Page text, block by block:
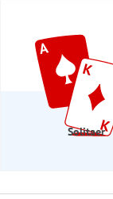
Solitaer